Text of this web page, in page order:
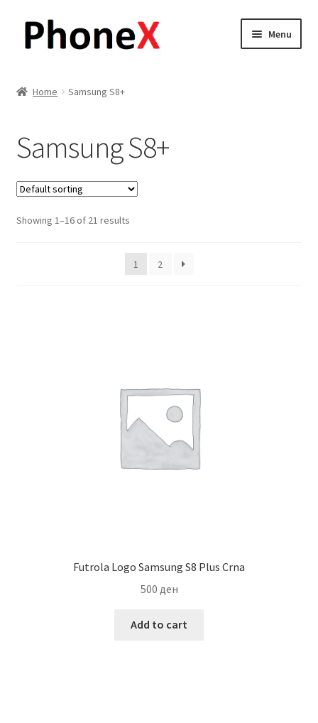
Skip
Skip
Menu
Blog
Sample Page
Детали за испорака
Сервис за мобилни телефони
Home Samsung S8+
Samsung S8+
Showing 1–16 of 21 results
1 2
Futrola Logo Samsung S8 Plus Crna
500 ден
Add to cart